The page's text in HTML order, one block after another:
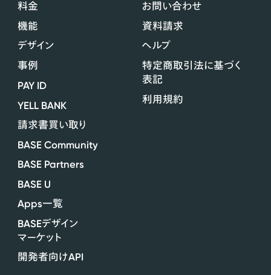
料金
機能
デザイン
事例
PAY ID
YELL BANK
請求書買い取り
BASE Community
BASE Partners
BASE U
Apps一覧
BASEデザイン
マーケット
開発者向けAPI
お問い合わせ
資料請求
ヘルプ
特定商取引法に基づく
表記
利用規約